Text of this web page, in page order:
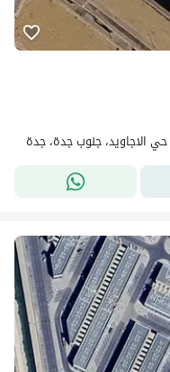
الاجاويد، جنوب جدة، جدة